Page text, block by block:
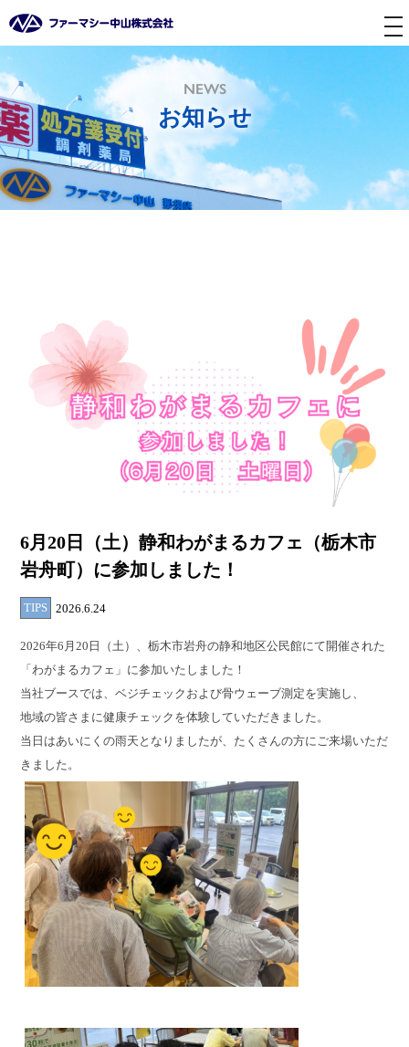
NEWS
お知らせ
6月20日（土）静和わがまるカフェ（栃木市
岩舟町）に参加しました！
TIPS 2026.6.24
2026年6月20日（土）、栃木市岩舟の静和地区公民館にて開催された
「わがまるカフェ」に参加いたしました！
当社ブースでは、ベジチェックおよび骨ウェーブ測定を実施し、
地域の皆さまに健康チェックを体験していただきました。
当日はあいにくの雨天となりましたが、たくさんの方にご来場いただ
きました。